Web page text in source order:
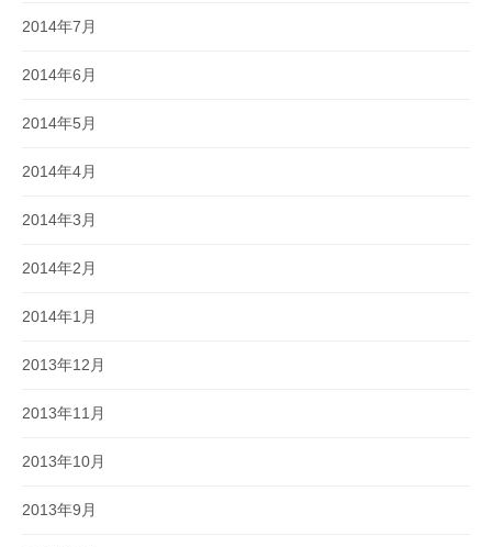
2014年7月
2014年6月
2014年5月
2014年4月
2014年3月
2014年2月
2014年1月
2013年12月
2013年11月
2013年10月
2013年9月